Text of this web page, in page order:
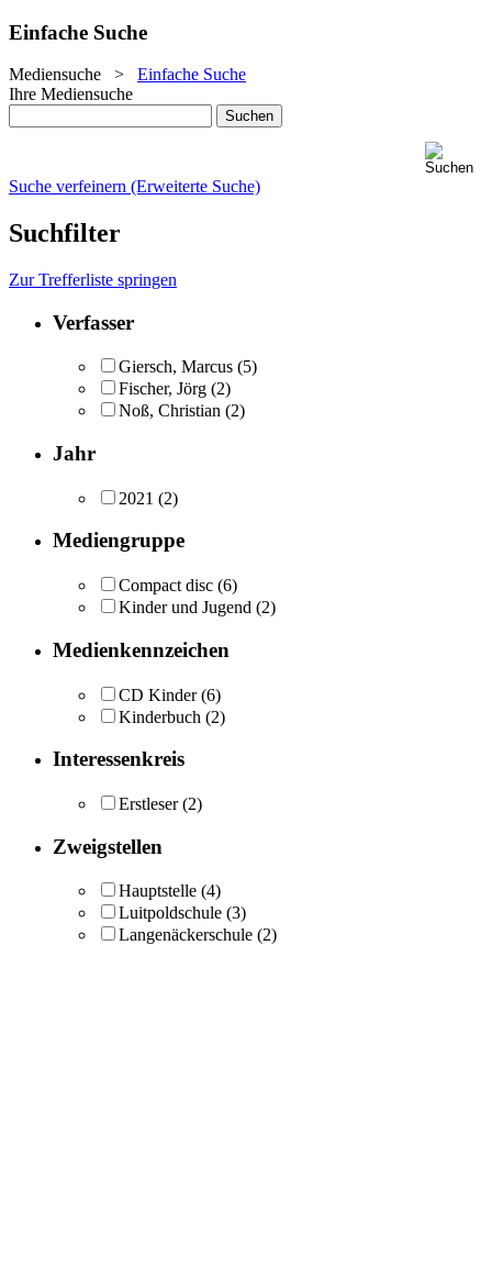
Einfache Suche
Mediensuche > Einfache Suche
Ihre Mediensuche
Suche verfeinern (Erweiterte Suche)
Suchfilter
Zur Trefferliste springen
Verfasser
Giersch, Marcus (5)
Fischer, Jörg (2)
Noß, Christian (2)
Jahr
2021 (2)
Mediengruppe
Compact disc (6)
Kinder und Jugend (2)
Medienkennzeichen
CD Kinder (6)
Kinderbuch (2)
Interessenkreis
Erstleser (2)
Zweigstellen
Hauptstelle (4)
Luitpoldschule (3)
Langenäckerschule (2)